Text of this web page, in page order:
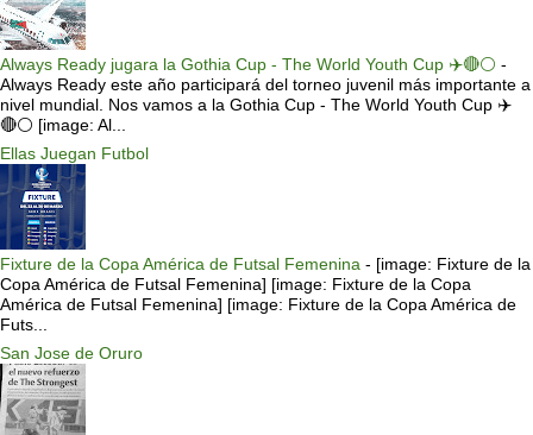
Always Ready jugara la Gothia Cup - The World Youth Cup ✈️🔴⚪️ -
Always Ready este año participará del torneo juvenil más importante a
nivel mundial. Nos vamos a la Gothia Cup - The World Youth Cup ✈️
🔴⚪️ [image: Al...
Ellas Juegan Futbol
Fixture de la Copa América de Futsal Femenina - [image: Fixture de la
Copa América de Futsal Femenina] [image: Fixture de la Copa
América de Futsal Femenina] [image: Fixture de la Copa América de
Futs...
San Jose de Oruro